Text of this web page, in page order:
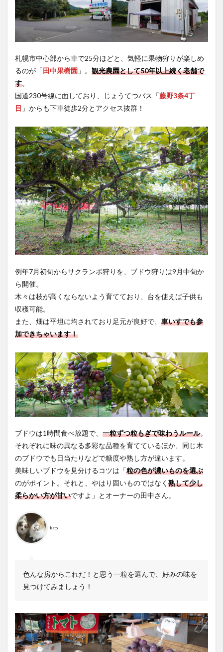
札幌市中心部から車で25分ほどと、気軽に果物狩りが楽しめ
るのが「田中果樹園 」。 観光農園として50年以上続く老舗で
す。
国道230号線に面しており、じょうてつバス「藤野3条4丁
目 」からも下車徒歩2分とアクセス抜群！
例年7月初旬からサクランボ狩りを、ブドウ狩りは9月中旬か
ら開催。
木々は枝が高くならないよう育てており、台を使えば子供も
収穫可能。
また、畑は平坦に均されており足元が良好で、 車いすでも参
加できちゃいます！
ブドウは1時間食べ放題で、 一粒ずつ粒もぎで味わうルール。
それぞれに味の異なる多彩な品種を育てているほか、同じ木
のブドウでも日当たりなどで糖度や熟し方が違います。
美味しいブドウを見分けるコツは「粒の色が濃いものを選ぶ
のがポイント。それと、やはり固いものではなく 熟して少し
柔らかい方が甘いですよ」とオーナーの田中さん。
kato
色んな房からこれだ！と思う一粒を選んで、好みの味を
見つけてみましょう！